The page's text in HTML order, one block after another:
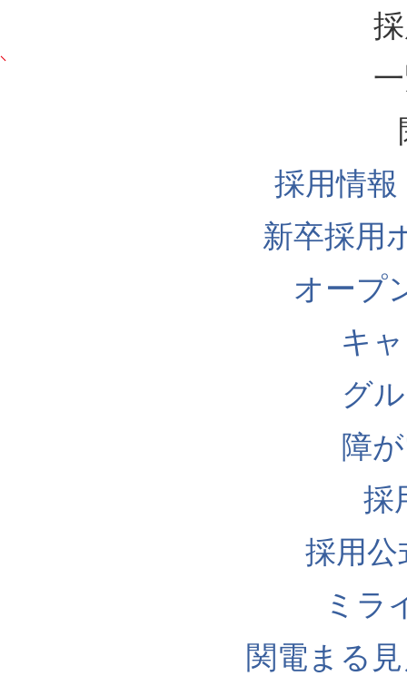
採用情
新卒採用
オープ
キ
グ
障
採
採用公
ミラ
関電まる